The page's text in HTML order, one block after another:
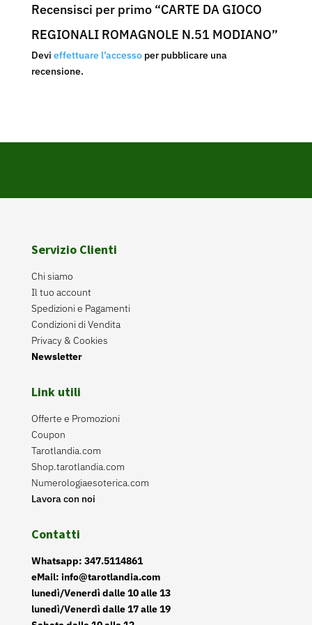
Recensisci per primo “CARTE DA GIOCO
REGIONALI ROMAGNOLE N.51 MODIANO”
Devi effettuare l’accessoper pubblicare una
recensione.
Servizio Clienti
Chi siamo
Il tuo account
Spedizioni e Pagamenti
Condizioni di Vendita
Privacy & Cookies
Newsletter
Link utili
Offerte e Promozioni
Coupon
Tarotlandia.com
Shop.tarotlandia.com
Numerologiaesoterica.com
Lavora con noi
Contatti
Whatsapp: 347.5114861
eMail: info@tarotlandia.com
lunedì/Venerdì dalle 10 alle 13
lunedì/Venerdì dalle 17 alle 19